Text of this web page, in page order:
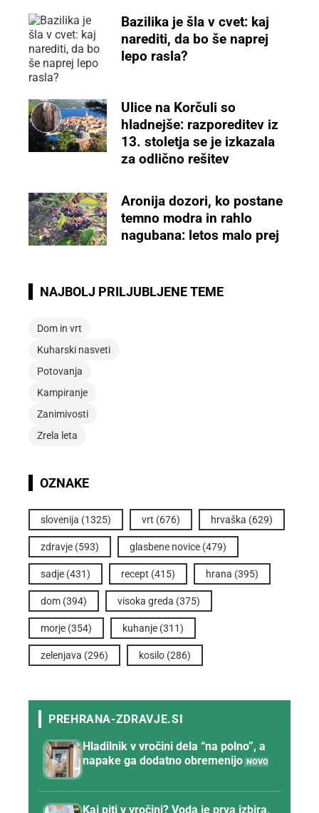
Bazilika je šla v cvet: kaj
narediti, da bo še naprej
lepo rasla?
Ulice na Korčuli so
hladnejše: razporeditev iz
13. stoletja se je izkazala
za odlično rešitev
Aronija dozori, ko postane
temno modra in rahlo
nagubana: letos malo prej
NAJBOLJ PRILJUBLJENE TEME
Dom in vrt
Kuharski nasveti
Potovanja
Kampiranje
Zanimivosti
Zrela leta
OZNAKE
slovenija (1325) vrt (676) hrvaška (629)
zdravje (593) glasbene novice (479)
sadje (431) recept (415) hrana (395)
dom (394) visoka greda (375)
morje (354) kuhanje (311)
zelenjava (296) kosilo (286)
Hladilnik v vročini dela “na polno”, a
napake ga dodatno obremenijo
Kaj piti v vročini? Voda je prva izbira,